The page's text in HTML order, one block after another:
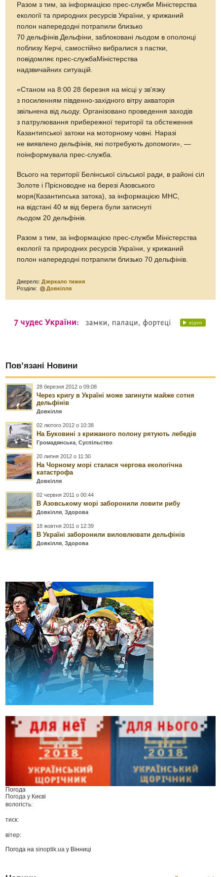
Разом з тим, за інформацією прес-служби Міністерства
екології та природних ресурсів України, у крижаний
полон напередодні потрапили близько
70 дельфінів.Дельфіни, заблоковані льодом в ополонці
поблизу Керчі, самостійно вибралися з пастки,
повідомляє прес-службаМіністерства
надзвичайних ситуацій.
«Станом на 8:00 28 березня на місці у зв'язку
з посиленням південно-західного вітру акваторія
звільнена від льоду. Організовано проведення заходів
з патрулювання прибережної території та обстеження
Казантипської затоки на моторному човні. Наразі
не виявлено дельфінів, які потребують допомоги», —
поінформувала прес-служба.
Всього на території Белінської сільської ради, в районі сіл
Золоте і Прісноводне на березі Азовського
моря(Казантипська затока), за інформацією МНС,
на відстані 40 м від берега були затиснуті
льодом 20 дельфінів.
Разом з тим, за інформацією прес-служби Міністерства
екології та природних ресурсів України, у крижаний
полон напередодні потрапили близько 70 дельфінів.
Джерело:Дзеркало тижня
Розділи:
Довкілля
Пов’язані Новини
28 березня 2012 о 09:08
Через кригу в Україні може загинути майже сотня
дельфінів
Довкілля
02 лютого 2012 о 10:38
На Буковині з крижаного полону рятують лебедів
Громадянська,Суспільство
20 липня 2012 о 11:30
На Чорному морі сталася чергова екологічна
катастрофа
Довкілля
02 червня 2011 о 00:44
В Азовському морі заборонили ловити рибу
Довкілля,Здорова
18 жовтня 2011 о 12:39
В Україні заборонили виловлювати дельфінів
Довкілля,Здорова
Погода
Погода у Києві
вологість:
тиск:
вітер:
Погода наsinoptik.ua у Вінниці